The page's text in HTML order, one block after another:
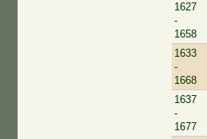
1627
-
1658
1633
-
1668
1637
-
1677